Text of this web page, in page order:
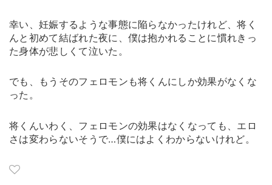
幸い、妊娠するような事態に陥らなかったけれど、将く
んと初めて結ばれた夜に、僕は抱かれることに慣れきっ
た身体が悲しくて泣いた。
でも、もうそのフェロモンも将くんにしか効果がなくな
った。
将くんいわく、フェロモンの効果はなくなっても、エロ
さは変わらないそうで…僕にはよくわからないけれど。